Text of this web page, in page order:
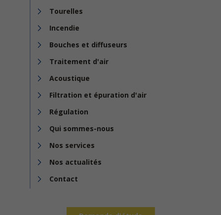
Tourelles
Incendie
Bouches et diffuseurs
Traitement d'air
Acoustique
Filtration et épuration d'air
Régulation
Qui sommes-nous
Nos services
Nos actualités
Contact